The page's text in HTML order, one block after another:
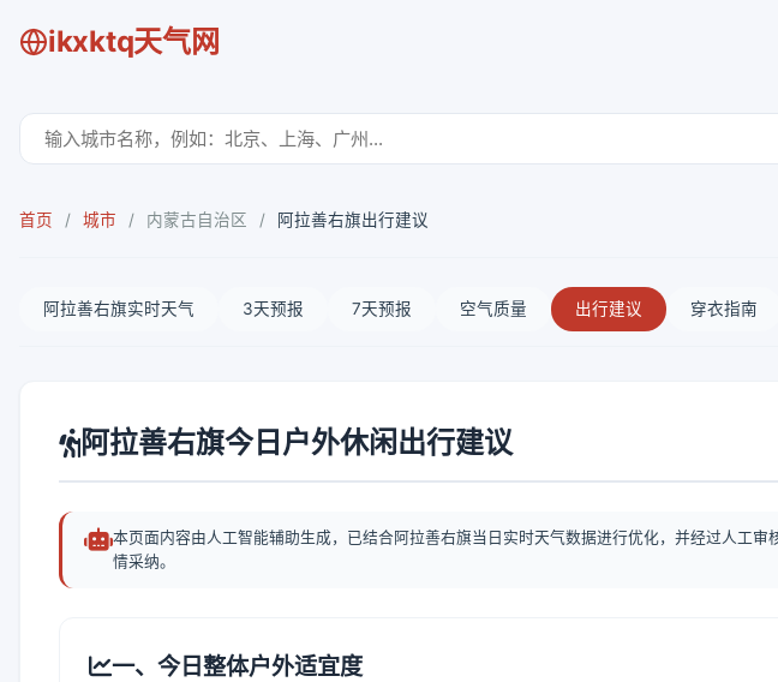
ikxktq天气网
首页 / 城市 / 内蒙古自治区 / 阿拉善右旗出行建议
阿拉善右旗实时天气 3天预报 7天预报 空气质量 出行建议 穿衣指南
阿拉善右旗今日户外休闲出行建议
本页面内容由人工智能辅助生成，已结合阿拉善右旗当日实时天气数据进行优化，并经过人工
情采纳。
一、今日整体户外适宜度